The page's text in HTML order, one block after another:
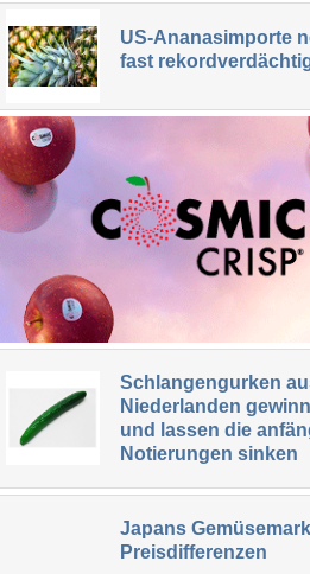
US-Ananasimporte
fast
Schlangengurken
Niederlanden
und lassen die
Notierungen sinken
Japans
Preisdifferenzen